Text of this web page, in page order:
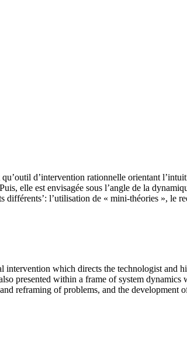
d’intervention rationnelle orientant
elle est envisagée sous l’angle de la
différents’: l’utilisation de « mini-théories », le
intervention which directs the technologist
presented within a frame of system
reframing of problems, and the development